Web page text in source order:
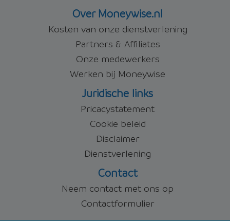
Over Moneywise.nl
Kosten van onze dienstverlening
Partners & Affiliates
Onze medewerkers
Werken bij Moneywise
Juridische links
Pricacystatement
Cookie beleid
Disclaimer
Dienstverlening
Contact
Neem contact met ons op
Contactformulier